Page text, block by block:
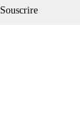
Souscrire